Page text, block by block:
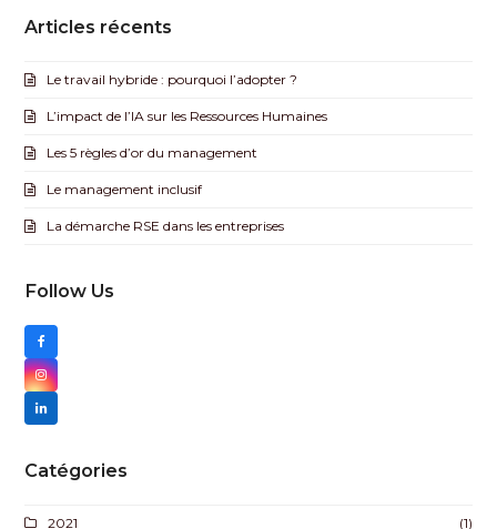
Articles récents
Le travail hybride : pourquoi l’adopter ?
L’impact de l’IA sur les Ressources Humaines
Les 5 règles d’or du management
Le management inclusif
La démarche RSE dans les entreprises
Follow Us
F
a
c
o
I
n
a
L
k
Catégories
2021 (1)